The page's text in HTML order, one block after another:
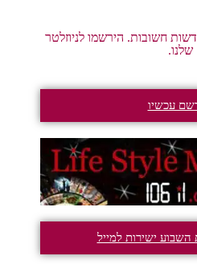
חשובות. הירשמו לניוזלטר
שלנו.
עכשיו
השבוע ישירות למייל